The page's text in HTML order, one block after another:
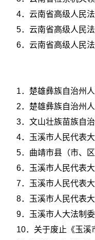
4．云南省高级人民
5．云南省高级人民
6．云南省高级人民
1．楚雄彝族自治州
2．楚雄彝族自治州
3．文山壮族苗族自
4．玉溪市人民代表
5．曲靖市县（市、
6．玉溪市人民代表
7．玉溪市人民代表
8．玉溪市人民代表
9．玉溪市人大法制
10．关于废止《玉溪